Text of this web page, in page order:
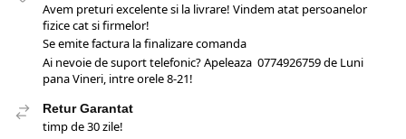
Avem preturi excelente si la livrare! Vindem atat persoanelor
fizice cat si firmelor!
Se emite factura la finalizare comanda
Ai nevoie de suport telefonic? Apeleaza 0774926759 de Luni
pana Vineri, intre orele 8-21!
Retur Garantat
timp de 30 zile!